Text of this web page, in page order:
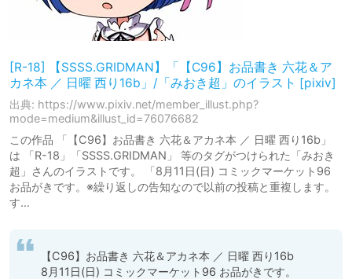
[R-18] 【SSSS.GRIDMAN】「【C96】お品書き 六花＆ア
カネ本 ／ 日曜 西り16b」/「みおき超」のイラスト [pixiv]
出典: https://www.pixiv.net/member_illust.php?
mode=medium&illust_id=76076682
この作品 「【C96】お品書き 六花＆アカネ本 ／ 日曜 西り16b」
は 「R-18」「SSSS.GRIDMAN」 等のタグがつけられた「みおき
超」さんのイラストです。 「8月11日(日) コミックマーケット96
お品がきです。※繰り返しの告知なので以前の投稿と重複します。
す…
【C96】お品書き 六花＆アカネ本 ／ 日曜 西り16b
8月11日(日) コミックマーケット96 お品がきです。